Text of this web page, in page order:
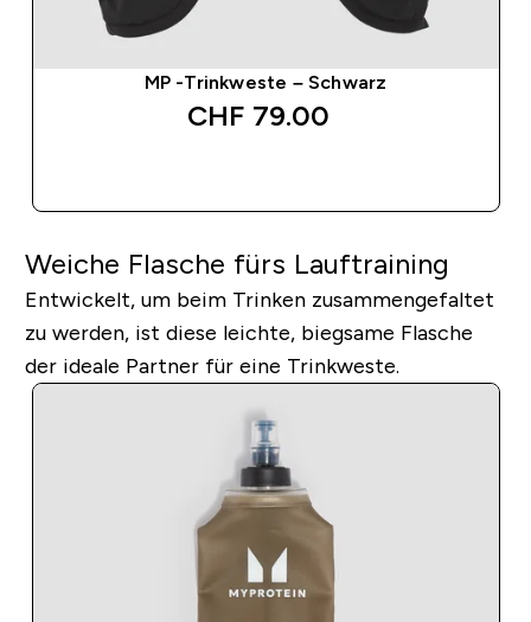
MP -Trinkweste – Schwarz
CHF 79.00‎
Weiche Flasche fürs Lauftraining
Entwickelt, um beim Trinken zusammengefaltet
zu werden, ist diese leichte, biegsame Flasche
der ideale Partner für eine Trinkweste.